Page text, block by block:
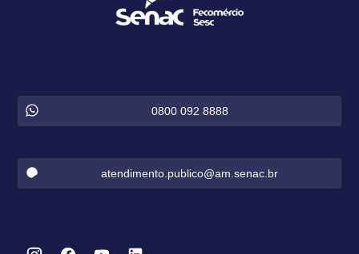
0800 092 8888
atendimento.publico@am.senac.br